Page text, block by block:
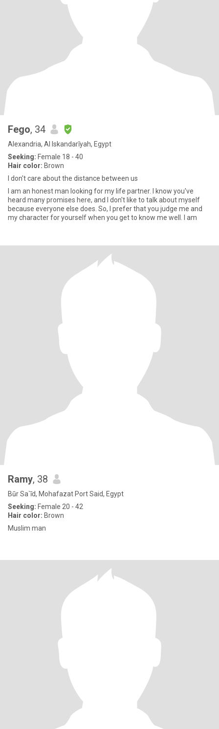
Fego, 34
Alexandria, Al Iskandarīyah, Egypt
Seeking: Female 18 - 40
Hair color: Brown
I don't care about the distance between us
I am an honest man looking for my life partner. I know you've
heard many promises here, and I don't like to talk about myself
because everyone else does. So, I prefer that you judge me and
my character for yourself when you get to know me well. I am
Ramy, 38
Būr Sa`īd, Mohafazat Port Said, Egypt
Seeking: Female 20 - 42
Hair color: Brown
Muslim man